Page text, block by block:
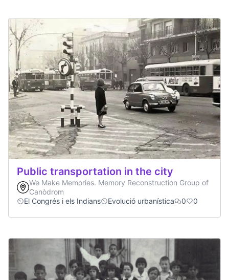
Public transportation in the city
We Make Memories. Memory Reconstruction Group of
Canòdrom
El Congrés i els Indians
Evolució urbanística 0 0